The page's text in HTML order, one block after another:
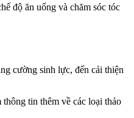
độ ăn uống và chăm sóc tóc
cường sinh lực, đến cải thiện
tin thêm về các loại thảo